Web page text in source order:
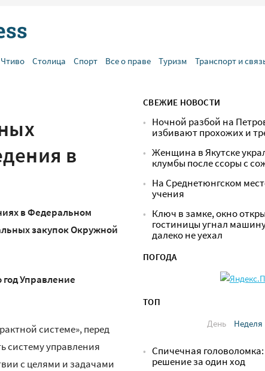
Чтиво Столица Спорт Все о праве Туризм Транспорт и
в
в Федеральном
закупок Окружной
Управление
системе», перед
систему управления
с целями и задачами
СВЕЖИЕ НОВОСТИ
Ночной разбой на
избивают прохожих и
Женщина в Якутске
клумбы после ссоры с
На Среднетюнгском
учения
Ключ в замке, окно
гостиницы угнал
далеко не уехал
ПОГОДА
ТОП
День
Неделя
Спичечная
решение за один ход